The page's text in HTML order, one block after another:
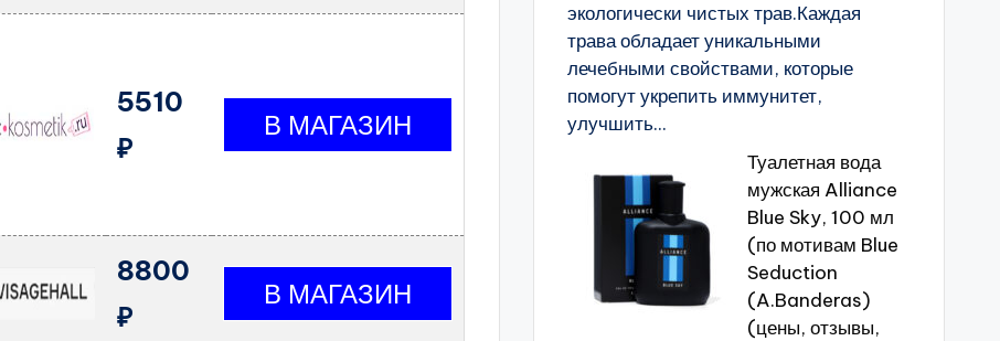
5510
₽
8800
₽
экологически чистых трав.Каждая
трава обладает уникальными
лечебными свойствами, которые
помогут укрепить иммунитет,
улучшить...
Туалетная вода
мужская Alliance
Blue Sky, 100 мл
(по мотивам Blue
Seduction
(A.Banderas)
(цены, отзывы,